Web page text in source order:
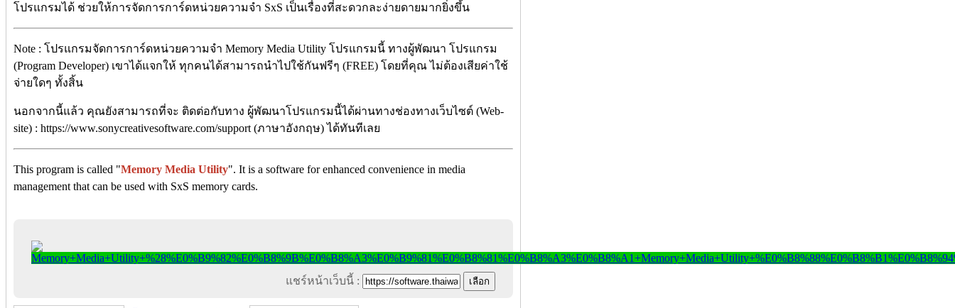
โปรแกรมได้ ช่วยให้การจัดการการ์ดหน่วยความจำ SxS เป็นเรื่องที่สะดวกละง่ายดายมากยิ่งขึ้น
Note : โปรแกรมจัดการการ์ดหน่วยความจำ Memory Media Utility โปรแกรมนี้ ทางผู้พัฒนา โปรแกรม
(Program Developer) เขาได้แจกให้ ทุกคนได้สามารถนำไปใช้กันฟรีๆ (FREE) โดยที่คุณ ไม่ต้องเสียค่าใช้
จ่ายใดๆ ทั้งสิ้น
นอกจากนี้แล้ว คุณยังสามารถที่จะ ติดต่อกับทาง ผู้พัฒนาโปรแกรมนี้ได้ผ่านทางช่องทางเว็บไซต์ (Web-
site) : https://www.sonycreativesoftware.com/support (ภาษาอังกฤษ) ได้ทันทีเลย
This program is called "Memory Media Utility". It is a software for enhanced convenience in media
management that can be used with SxS memory cards.
แชร์หน้าเว็บนี้ :